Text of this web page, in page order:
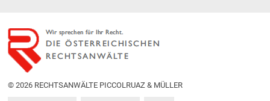
© 2026 RECHTSANWÄLTE PICCOLRUAZ & MÜLLER